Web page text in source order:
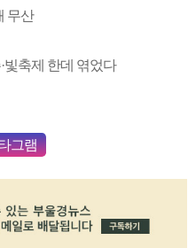
무산
빛축제 한데 엮었다
그램